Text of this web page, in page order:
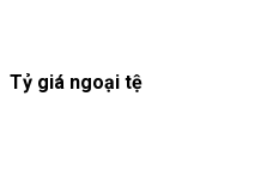
Tỷ giá ngoại tệ